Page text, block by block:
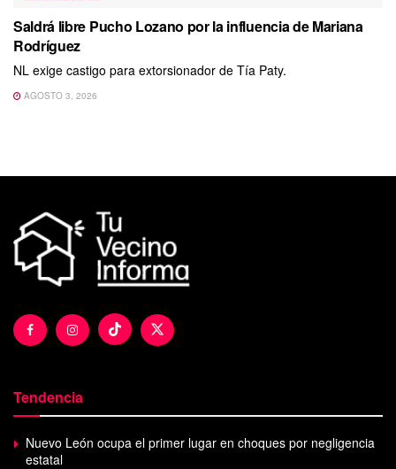
Saldrá libre Pucho Lozano por la influencia de Mariana
Rodríguez
NL exige castigo para extorsionador de Tía Paty.
AGOSTO 3, 2026
Tendencia
Nuevo León ocupa el primer lugar en choques por negligencia
estatal